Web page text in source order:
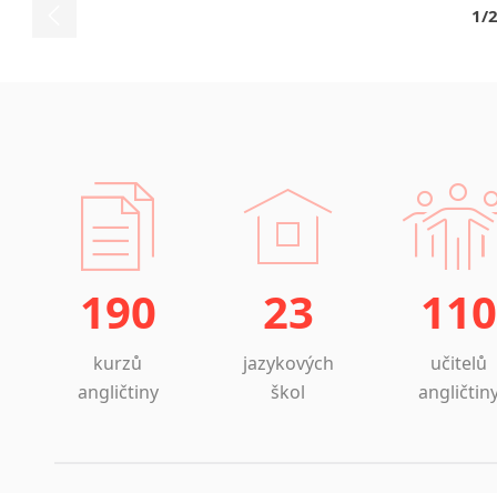
1/2
190
kurzů
angličtiny
23
jazykových
škol
110
učitelů